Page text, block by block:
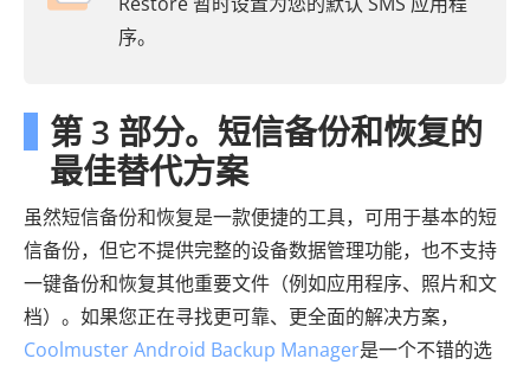
序。
第 3 部分。短信备份和恢复的
最佳替代方案
虽然短信备份和恢复是一款便捷的工具，可用于基本的短
信备份，但它不提供完整的设备数据管理功能，也不支持
一键备份和恢复其他重要文件（例​​如应用程序、照片和文
档）。如果您正在寻找更可靠、更全面的解决方案，
Coolmuster Android Backup Manager是一个不错的选